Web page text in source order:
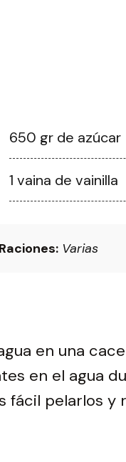
650 gr de azúcar
1 vaina de vainilla
Raciones: Varias
en una
en el agua
fácil pelarlos y